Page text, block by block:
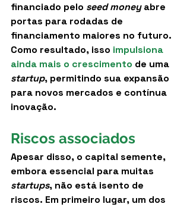
financiado pelo seed money abre
portas para rodadas de
financiamento maiores no futuro.
Como resultado, isso impulsiona
ainda mais o crescimento de uma
startup, permitindo sua expansão
para novos mercados e contínua
inovação.
Riscos associados
Apesar disso, o capital semente,
embora essencial para muitas
startups, não está isento de
riscos. Em primeiro lugar, um dos